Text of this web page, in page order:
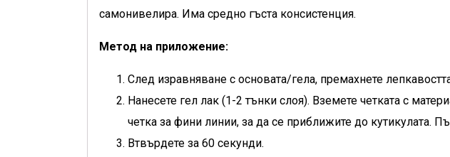
самонивелира. Има средно гъста консистенция.
Метод на приложение:
След изравняване с основата/гела, премахнете
Нанесете гел лак (1-2 тънки слоя). Вземете четката с
четка за фини линии, за да се приближите до кутикулата.
Втвърдете за 60 секунди.